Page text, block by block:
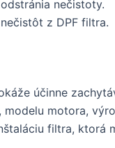
nečistoty.
z DPF filtra.
účinne
motora,
filtra, ktorá